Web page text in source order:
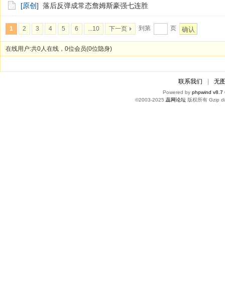
[原创] 落后反弹成常态詹姆斯豪强七连胜
1 2 3 4 5 6 ...10 下一页 到第 页 确认
在线用户:共0人在线，0位会员(0位隐身)
联系我们 无
Powered by phpwind v8.7
©2003-2025 蕊网论坛 版权所有 Gzip